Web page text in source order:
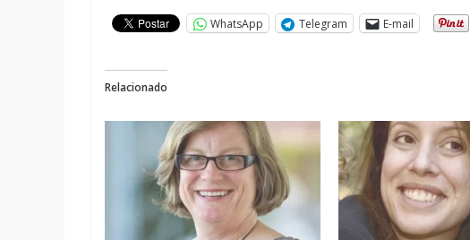
WhatsApp Telegram E-mail
Relacionado